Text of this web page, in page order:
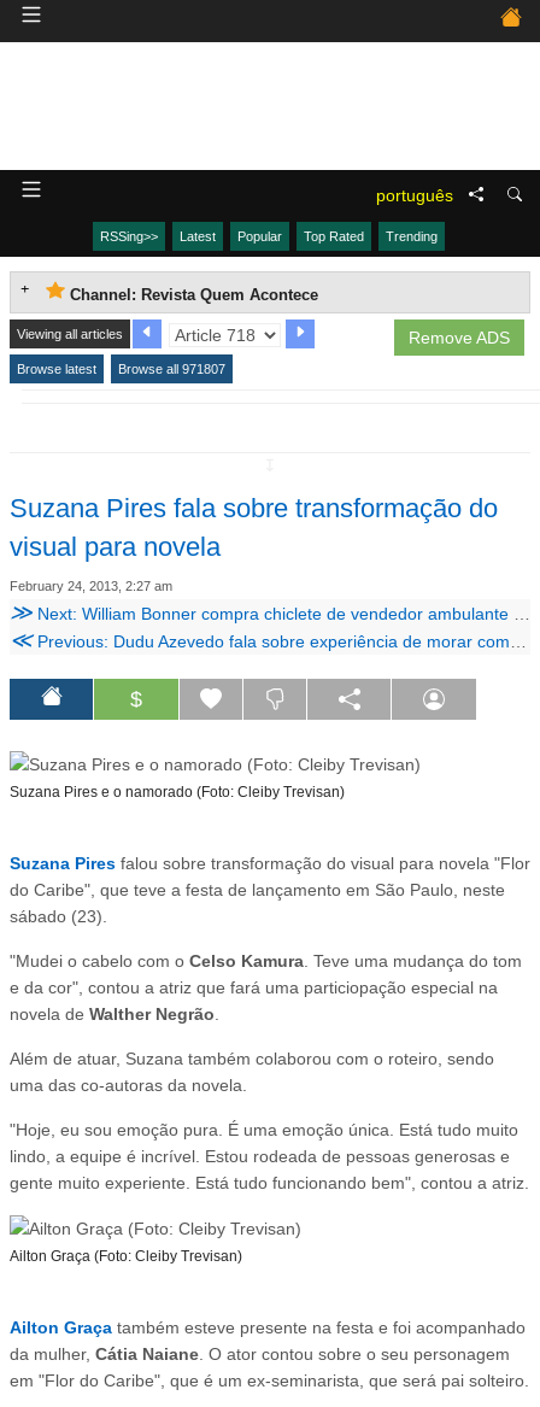
português
RSSing>> Latest Popular Top Rated Trending
Channel: Revista Quem Acontece
Remove ADS
Viewing all articles
Browse latest Browse all 971807
Suzana Pires fala sobre transformação do
visual para novela
February 24, 2013, 2:27 am
≫ Next: William Bonner compra chiclete de vendedor ambulante antes de peça
≪Previous: Dudu Azevedo fala sobre experiência de morar com amigos: "Não é fácil"
$
Suzana Pires e o namorado (Foto: Cleiby Trevisan)
Suzana Pires falou sobre transformação do visual para novela "Flor
do Caribe", que teve a festa de lançamento em São Paulo, neste
sábado (23).
"Mudei o cabelo com o Celso Kamura . Teve uma mudança do tom
e da cor", contou a atriz que fará uma particiopação especial na
novela de Walther Negrão
Além de atuar, Suzana também colaborou com o roteiro, sendo
uma das co-autoras da novela.
"Hoje, eu sou emoção pura. É uma emoção única. Está tudo muito
lindo, a equipe é incrível. Estou rodeada de pessoas generosas e
gente muito experiente. Está tudo funcionando bem", contou a atriz.
Ailton Graça (Foto: Cleiby Trevisan)
Ailton Graça também esteve presente na festa e foi acompanhado
da mulher, Cátia Naiane . O ator contou sobre o seu personagem
em "Flor do Caribe", que é um ex-seminarista, que será pai solteiro.